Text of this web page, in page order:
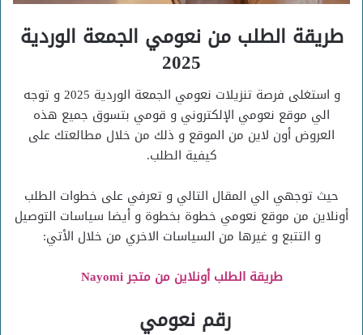
طريقة الطلب من نعومي الجمعة الوردية
2025
و استغلى فرصة تنزيلات نعومي الجمعة الوردية 2025 و توجه
الي موقع نعومي الإلكتروني و قومي بتسوق جميع هذه
العروض أون لاين من الموقع و ذلك من خلال مطالعتك على
كيفية الطلب.
حيث توجهي الي المقال التالي و تعرفي على خطوات الطلب
أونلاين من موقع نعومي خطوة بخطوة و أيضا سياسات التوصيل
و التتبع و غيرها من السياسات الاخري من خلال الأتي:
طريقة الطلب أونلاين من متجر Nayomi
رقم نعومي